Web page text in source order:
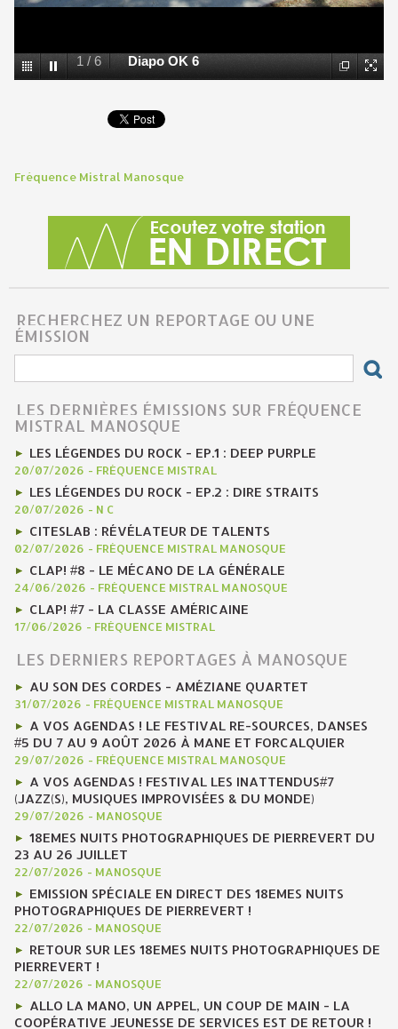
1 /6 Diapo OK 6
Fréquence Mistral Manosque
RECHERCHEZ UN REPORTAGE OU UNE
ÉMISSION
LES DERNIÈRES ÉMISSIONS SUR FRÉQUENCE
MISTRAL MANOSQUE
LES LÉGENDES DU ROCK - EP.1 : DEEP PURPLE
20/07/2026 - FRÉQUENCE MISTRAL
LES LÉGENDES DU ROCK - EP.2 : DIRE STRAITS
20/07/2026 - N C
CITESLAB : RÉVÉLATEUR DE TALENTS
02/07/2026 - FRÉQUENCE MISTRAL MANOSQUE
CLAP! #8 - LE MÉCANO DE LA GÉNÉRALE
24/06/2026 - FRÉQUENCE MISTRAL MANOSQUE
CLAP! #7 - LA CLASSE AMÉRICAINE
17/06/2026 - FRÉQUENCE MISTRAL
LES DERNIERS REPORTAGES À MANOSQUE
AU SON DES CORDES - AMÉZIANE QUARTET
31/07/2026 - FRÉQUENCE MISTRAL MANOSQUE
A VOS AGENDAS ! LE FESTIVAL RE-SOURCES, DANSES
#5 DU 7 AU 9 AOÛT 2026 À MANE ET FORCALQUIER
29/07/2026 - FRÉQUENCE MISTRAL MANOSQUE
A VOS AGENDAS ! FESTIVAL LES INATTENDUS#7
(JAZZ(S), MUSIQUES IMPROVISÉES & DU MONDE)
29/07/2026 - MANOSQUE
18EMES NUITS PHOTOGRAPHIQUES DE PIERREVERT DU
23 AU 26 JUILLET
22/07/2026 - MANOSQUE
EMISSION SPÉCIALE EN DIRECT DES 18EMES NUITS
PHOTOGRAPHIQUES DE PIERREVERT !
22/07/2026 - MANOSQUE
RETOUR SUR LES 18EMES NUITS PHOTOGRAPHIQUES DE
PIERREVERT !
22/07/2026 - MANOSQUE
ALLO LA MANO, UN APPEL, UN COUP DE MAIN - LA
COOPÉRATIVE JEUNESSE DE SERVICES EST DE RETOUR !